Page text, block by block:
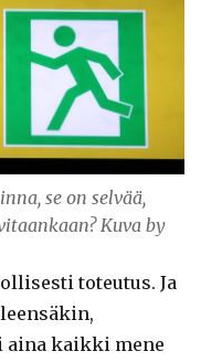
se on selvää,
Kuva by
toteutus. Ja
aina kaikki mene